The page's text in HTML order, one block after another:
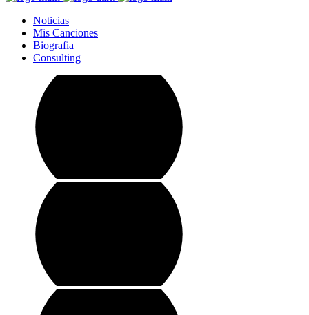
Noticias
Mis Canciones
Biografia
Consulting